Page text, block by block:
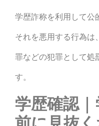
学歴詐称を利用して公
それを悪用する行為は
罪などの犯罪として処
す。
学歴確認 |